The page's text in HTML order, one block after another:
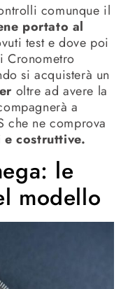
comunque il
portato al
test e dove poi
Cronometro
si acquisterà un
oltre ad avere la
a
che ne comprova
costruttive.
le
modello